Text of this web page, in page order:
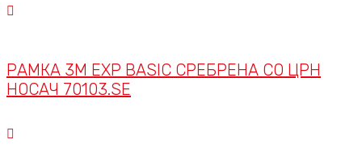
РАМКА 3M EXP BASIC СРЕБРЕНА СО ЦРН
НОСАЧ 70103.SE